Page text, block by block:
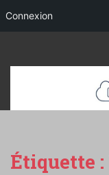
Étiquette :
Connexion